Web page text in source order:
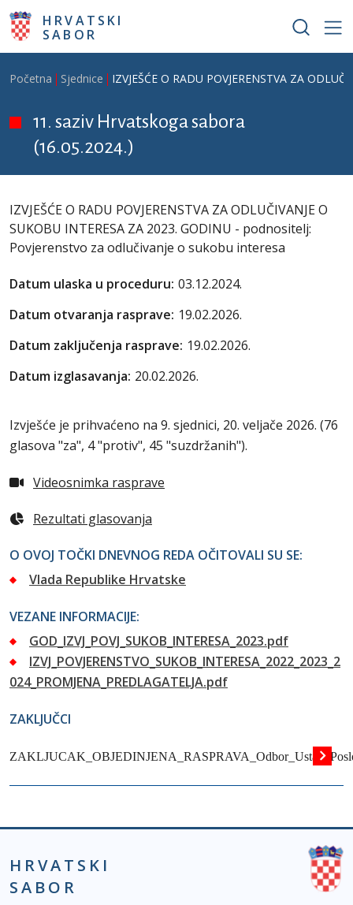
Skoči na glavni sadržaj
HRVATSKI
SABOR
Breadcrumb
Početna Sjednice IZVJEŠĆE O RADU POVJERENSTVA ZA
11. saziv Hrvatskoga sabora
(16.05.2024.)
IZVJEŠĆE O RADU POVJERENSTVA ZA ODLUČIVANJE O
SUKOBU INTERESA ZA 2023. GODINU - podnositelj:
Povjerenstvo za odlučivanje o sukobu interesa
Datum ulaska u proceduru: 03.12.2024.
Datum otvaranja rasprave: 19.02.2026.
Datum zaključenja rasprave: 19.02.2026.
Datum izglasavanja: 20.02.2026.
Izvješće je prihvaćeno na 9. sjednici, 20. veljače 2026. (76
glasova "za", 4 "protiv", 45 "suzdržanih").
Videosnimka rasprave
Rezultati glasovanja
O OVOJ TOČKI DNEVNOG REDA OČITOVALI SU SE:
Vlada Republike Hrvatske
VEZANE INFORMACIJE:
GOD_IZVJ_POVJ_SUKOB_INTERESA_2023.pdf
IZVJ_POVJERENSTVO_SUKOB_INTERESA_2022_2023_2
024_PROMJENA_PREDLAGATELJA.pdf
ZAKLJUČCI
HRVATSKI
SABOR